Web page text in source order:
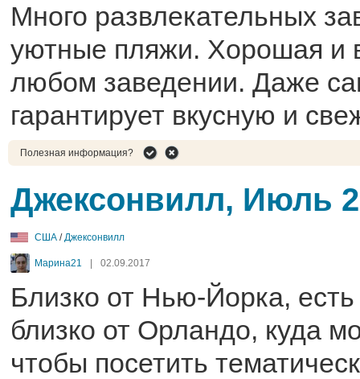
Много развлекательных
уютные пляжи. Хорошая и
любом заведении. Даже
гарантирует вкусную и
Полезная информация?
Джексонвилл, Июль
США /Джексонвилл
Марина21 02.09.2017
Близко от Нью-Йорка, есть
близко от Орландо, куда
чтобы посетить